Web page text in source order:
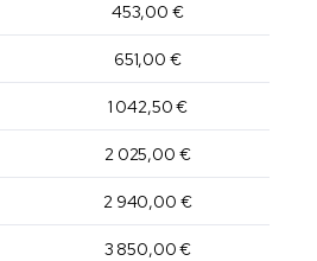
453,00 €
651,00 €
1 042,50 €
2 025,00 €
2 940,00 €
3 850,00 €